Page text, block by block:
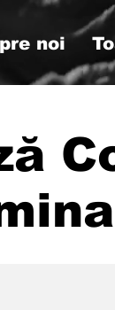
noi